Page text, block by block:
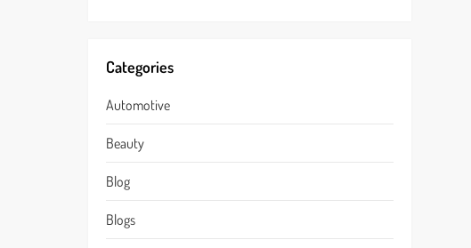
Categories
Automotive
Beauty
Blog
Blogs